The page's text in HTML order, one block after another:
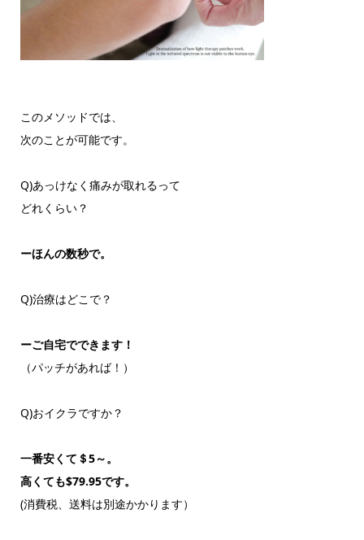
このメソッドでは、
次のことが可能です。
Q)あっけなく痛みが取れるって
どれくらい？
ーほんの数秒で。
Q)治療はどこで？
ーご自宅でできます！
（パッチがあれば！）
Q)おイクラですか？
一番安くて＄5～。
高くても$79.95です。
(消費税、送料は別途かかります）